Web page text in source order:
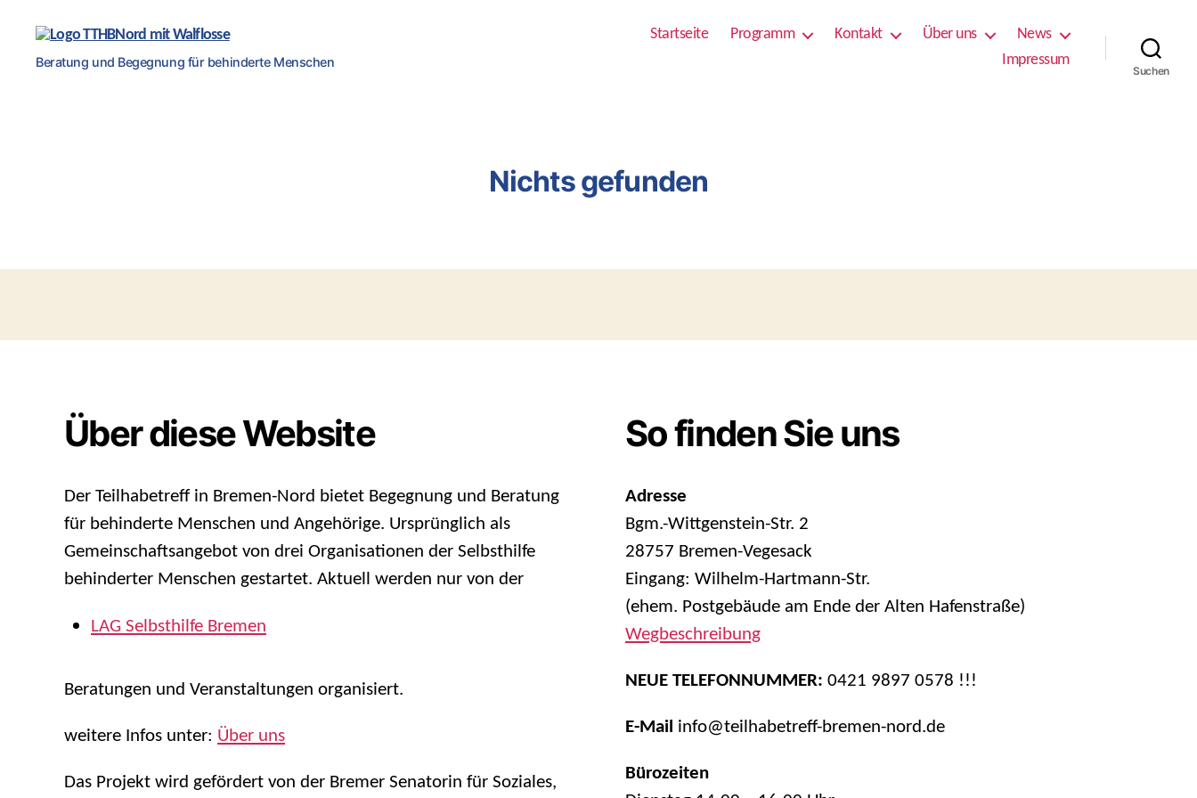
Teilhabetreff
Bremen-
Beratung und Begegnung für behinderte Menschen
Startseite Programm Kontakt Über uns
News
Impressum
Suchen
Nichts gefunden
Über diese Website
Der Teilhabetreff in Bremen-Nord bietet Begegnung und Beratung
für behinderte Menschen und Angehörige. Ursprünglich als
Gemeinschaftsangebot von drei Organisationen der Selbsthilfe
behinderter Menschen gestartet. Aktuell werden nur von der
LAG Selbsthilfe Bremen
Beratungen und Veranstaltungen organisiert.
weitere Infos unter: Über uns
Das Projekt wird gefördert von der Bremer Senatorin für Soziales,
So finden Sie uns
Adresse
Bgm.-Wittgenstein-Str. 2
28757 Bremen-Vegesack
Eingang: Wilhelm-Hartmann-Str.
(ehem. Postgebäude am Ende der Alten Hafenstraße)
Wegbeschreibung
NEUE TELEFONNUMMER: 0421 9897 0578 !!!
E-Mail info@teilhabetreff-bremen-nord.de
Bürozeiten